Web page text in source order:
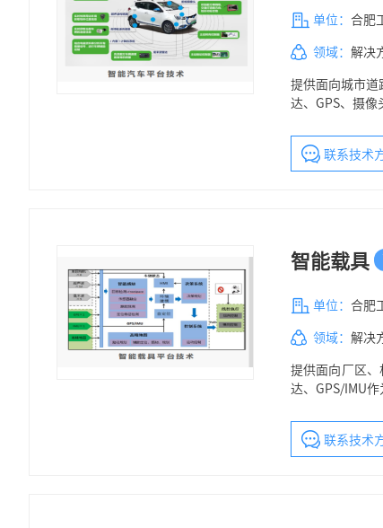
单位： 合肥
领域： 解决
提供面向城市道
达、GPS、摄
联系技术
智能载具
单位： 合肥
领域： 解决
提供面向厂区
达、GPS/IMU
联系技术